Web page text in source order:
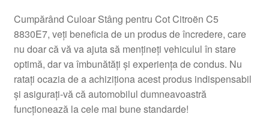
Politică de confidențialitate
Procedura de reclamație
Termeni si conditii
Cumpărând Culoar Stâng pentru Cot Citroën C5
8830E7, veți beneficia de un produs de încredere, care
nu doar că vă va ajuta să mențineți vehiculul în stare
optimă, dar va îmbunătăți și experiența de condus. Nu
ratați ocazia de a achiziționa acest produs indispensabil
și asigurați-vă că automobilul dumneavoastră
funcționează la cele mai bune standarde!